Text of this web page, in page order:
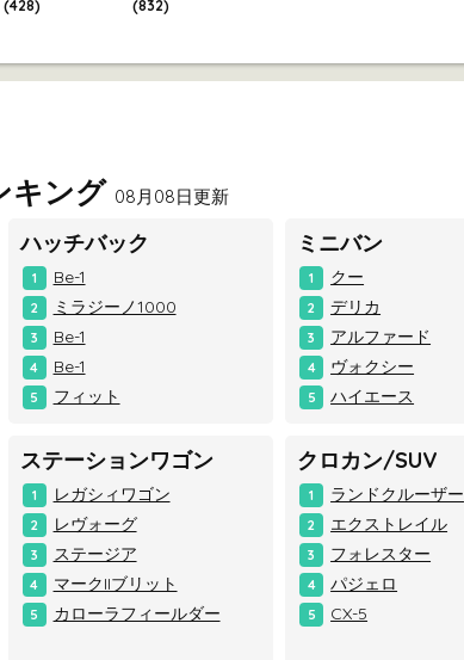
(428)
(832)
キング 08月08日更新
ハッチバック
1 Be-1
2 ミラジーノ1000
3 Be-1
4 Be-1
5 フィット
ミニバン
1 クー
2 デリカ
3 アルファード
4 ヴォクシー
5 ハイエース
ステーションワゴン
1 レガシィワゴン
2 レヴォーグ
3 ステージア
4 マークIIブリット
5 カローラフィールダー
クロカン/SUV
1 ランドクルーザー
2 エクストレイル
3 フォレスター
4 パジェロ
5 CX-5